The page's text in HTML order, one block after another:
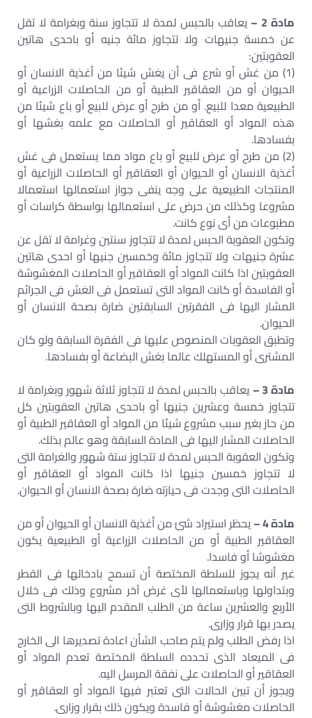
مادة 2 –
يعاقب بالحبس لمدة لا تتجاوز سنة وبغرامة لا تقل
عن خمسة جنيهات ولا تتجاوز مائة جنيه أو باحدى هاتين
العقوبتين:
(1) من غش أو شرع فى أن يغش شيئا من أغذية الانسان أو
الحيوان أو من العقاقير الطبية أو من الحاصلات الزراعية أو
الطبيعية معدا للبيع. أو من طرح أو عرض للبيع أو باع شيئا من
هذه المواد أو العقاقير أو الحاصلات مع علمه بغشها أو
بفسادها.
(2) من طرح أو عرض للبيع أو باع مواد مما يستعمل فى غش
أغذية الانسان أو الحيوان أو العقاقير أو الحاصلات الزراعية أو
المنتجات الطبيعية على وجه ينفى جواز استعمالها استعمالا
مشروعا وكذلك من حرض على استعمالها بواسطة كراسات أو
مطبوعات من أى نوع كانت.
وتكون العقوبة الحبس لمدة لا تتجاوز سنتين وغرامة لا تقل عن
عشرة جنيهات ولا تتجاوز مائة وخمسين جنيها أو احدى هاتين
العقوبتين اذا كانت المواد أو العقاقير أو الحاصلات المغشوشة
أو الفاسدة أو كانت المواد التى تستعمل فى الغش فى الجرائم
المشار اليها فى الفقرتين السابقتين ضارة بصحة الانسان أو
الحيوان.
وتطبق العقوبات المنصوص عليها فى الفقرة السابقة ولو كان
المشترى أو المستهلك عالما بغش البضاعة أو بفسادها.
مادة 3 –
يعاقب بالحبس لمدة لا تتجاوز ثلاثة شهور وبغرامة لا
تتجاوز خمسة وعشرين جنيها أو باحدى هاتين العقوبتين كل
من حاز بغير سبب مشروع شيئا من المواد أو العقاقير الطبية أو
الحاصلات المشار اليها فى المادة السابقة وهو عالم بذلك.
وتكون العقوبة الحبس لمدة لا تتجاوز ستة شهور والغرامة التى
لا تتجاوز خمسين جنيها اذا كانت المواد أو العقاقير أو
الحاصلات التى وجدت فى حيازته ضارة بصحة الانسان أو الحيوان.
مادة 4 –
يحظر استيراد شئ من أغذية الانسان أو الحيوان أو من
العقاقير الطبية أو من الحاصلات الزراعية أو الطبيعية يكون
مغشوشا أو فاسدا.
غير أنه يجوز للسلطة المختصة أن تسمح بادخالها فى القطر
وبتداولها وباستعمالها لأى غرض آخر مشروع وذلك فى خلال
الأربع والعشرين ساعة من الطلب المقدم اليها وبالشروط التى
يصدر بها قرار وزارى.
اذا رفض الطلب ولم يتم صاحب الشأن اعادة تصديرها الى الخارج
فى الميعاد الذى تحدده السلطة المختصة تعدم المواد أو
العقاقير أو الحاصلات على نفقة المرسل اليه.
ويجوز أن تبين الحالات التى تعتبر فيها المواد أو العقاقير أو
الحاصلات مغشوشة أو فاسدة ويكون ذلك بقرار وزارى.